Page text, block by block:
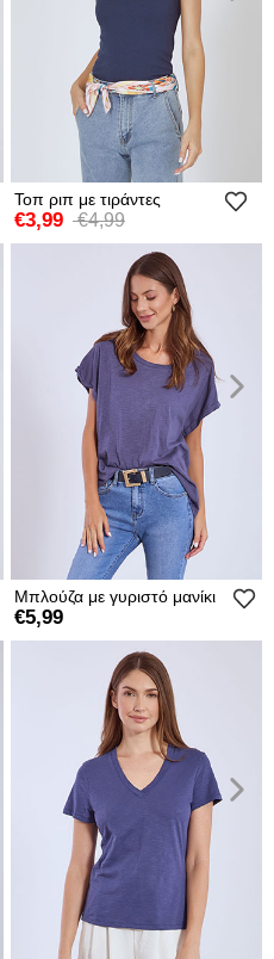
Τοπ ριπ με τιράντες
€3,99 €4,99
Μπλούζα με γυριστό μανίκι
€5,99